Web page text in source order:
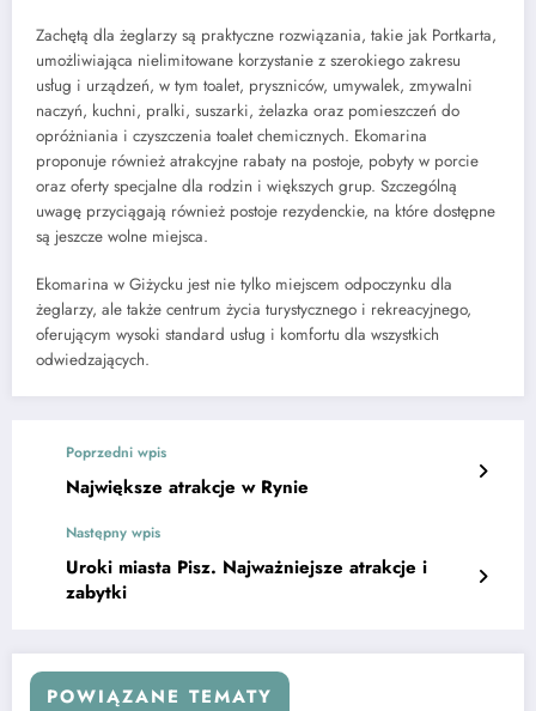
Zachętą dla żeglarzy są praktyczne rozwiązania, takie jak Portkarta,
umożliwiająca nielimitowane korzystanie z szerokiego zakresu
usług i urządzeń, w tym toalet, pryszniców, umywalek, zmywalni
naczyń, kuchni, pralki, suszarki, żelazka oraz pomieszczeń do
opróżniania i czyszczenia toalet chemicznych. Ekomarina
proponuje również atrakcyjne rabaty na postoje, pobyty w porcie
oraz oferty specjalne dla rodzin i większych grup. Szczególną
uwagę przyciągają również postoje rezydenckie, na które dostępne
są jeszcze wolne miejsca.
Ekomarina w Giżycku jest nie tylko miejscem odpoczynku dla
żeglarzy, ale także centrum życia turystycznego i rekreacyjnego,
oferującym wysoki standard usług i komfortu dla wszystkich
odwiedzających.
Poprzedni wpis
Największe atrakcje w Rynie
Następny wpis
Uroki miasta Pisz. Najważniejsze atrakcje i
zabytki
POWIĄZANE TEMATY